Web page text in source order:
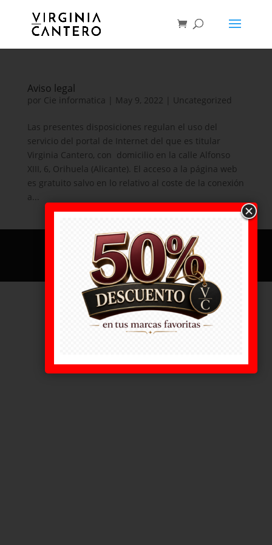
Aviso legal
por Cie informatica May 9, 2022 Uncategorized
Las presentes disposiciones regulan el uso del
servicio del portal de Internet del que es titular
Virginia Cantero, con domicilio en la calle Alfonso
XIII, 6, Orihuela (Alicante). El acceso a la página web
es gratuito salvo en lo relativo al coste de la conexión
a...
© Virginia Cantero 2022